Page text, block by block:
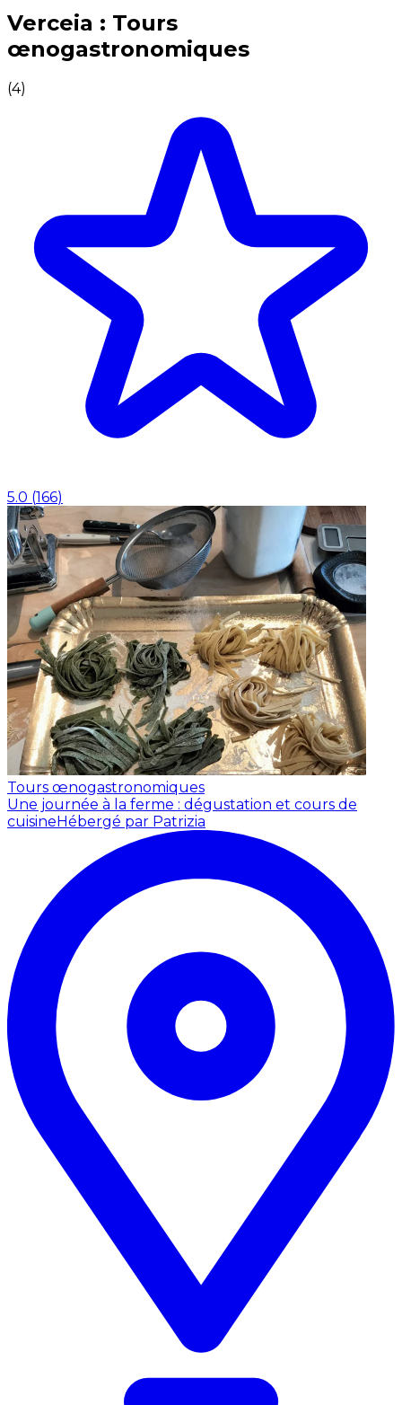
Expériences culinaires inoubliables : Expériences
Verceia : Tours
œnogastronomiques
(4)
5.0 (166)
Tours œnogastronomiques
Une journée à la ferme : dégustation et cours de
cuisineHébergé par Patrizia